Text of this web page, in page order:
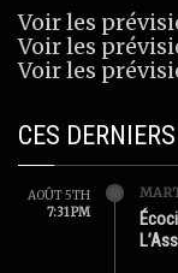
Voir les
Voir les
Voir les
CES
AOÛT 5TH
7:31 PM